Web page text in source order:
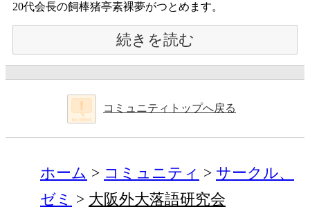
20代会長の飼棒猪亭素裸夢がつとめます。
続きを読む
コミュニティトップへ戻る
ホーム コミュニティ
サークル、
ゼミ
大阪外大落語研究会